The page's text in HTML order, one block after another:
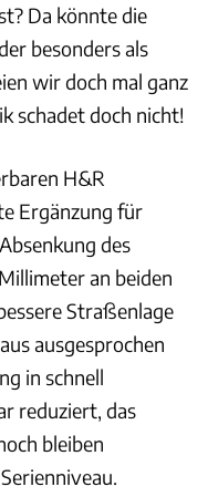
Da könnte die
besonders als
wir doch mal ganz
schadet doch nicht!
H&R
Ergänzung für
des
an beiden
Straßenlage
ausgesprochen
in schnell
reduziert, das
bleiben